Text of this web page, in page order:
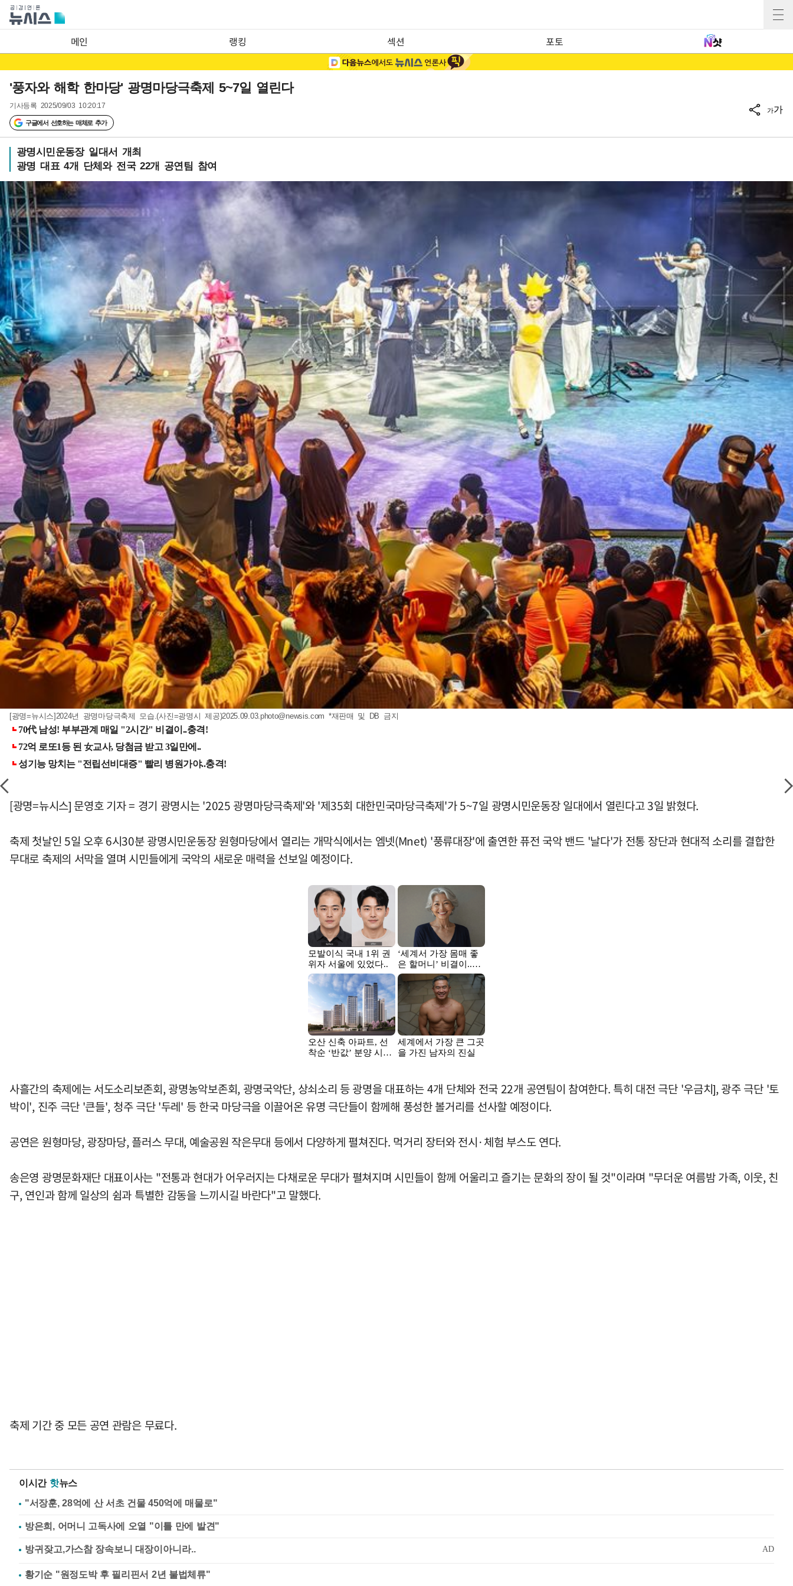
메인 랭킹 섹션 포토
'풍자와 해학 한마당' 광명마당극축제 5~7일 열린다
기사등록 2025/09/03 10:20:17
구글에서 선호하는 매체로 추가
가가
광명시민운동장 일대서 개최
광명 대표 4개 단체와 전국 22개 공연팀 참여
[광명=뉴시스]2024년 광명마당극축제 모습.(사진=광명시 제공)2025.09.03.photo@newsis.com *재판매 및 DB 금지
[광명=뉴시스] 문영호 기자 = 경기 광명시는 '2025 광명마당극축제'와 '제35회 대한민국마당극축제'가 5~7일 광명시민운동장 일대에서 열린다고 3일 밝혔다.
축제 첫날인 5일 오후 6시30분 광명시민운동장 원형마당에서 열리는 개막식에서는 엠넷(Mnet) '풍류대장'에 출연한 퓨전 국악 밴드 '날다'가 전통 장단과 현대적 소리를 결합한
무대로 축제의 서막을 열며 시민들에게 국악의 새로운 매력을 선보일 예정이다.
사흘간의 축제에는 서도소리보존회, 광명농악보존회, 광명국악단, 상쇠소리 등 광명을 대표하는 4개 단체와 전국 22개 공연팀이 참여한다. 특히 대전 극단 '우금치], 광주 극단 '토
박이', 진주 극단 '큰들', 청주 극단 '두레' 등 한국 마당극을 이끌어온 유명 극단들이 함께해 풍성한 볼거리를 선사할 예정이다.
공연은 원형마당, 광장마당, 플러스 무대, 예술공원 작은무대 등에서 다양하게 펼쳐진다. 먹거리 장터와 전시·체험 부스도 연다.
송은영 광명문화재단 대표이사는 "전통과 현대가 어우러지는 다채로운 무대가 펼쳐지며 시민들이 함께 어울리고 즐기는 문화의 장이 될 것"이라며 "무더운 여름밤 가족, 이웃, 친
구, 연인과 함께 일상의 쉼과 특별한 감동을 느끼시길 바란다"고 말했다.
축제 기간 중 모든 공연 관람은 무료다.
이시간 핫뉴스
"서장훈, 28억에 산 서초 건물 450억에 매물로"
방은희, 어머니 고독사에 오열 "이틀 만에 발견"
황기순 "원정도박 후 필리핀서 2년 불법체류"